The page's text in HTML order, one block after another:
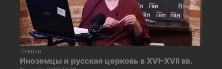
Лекции
Иноземцы и русская церковь в XVI–XVII вв.